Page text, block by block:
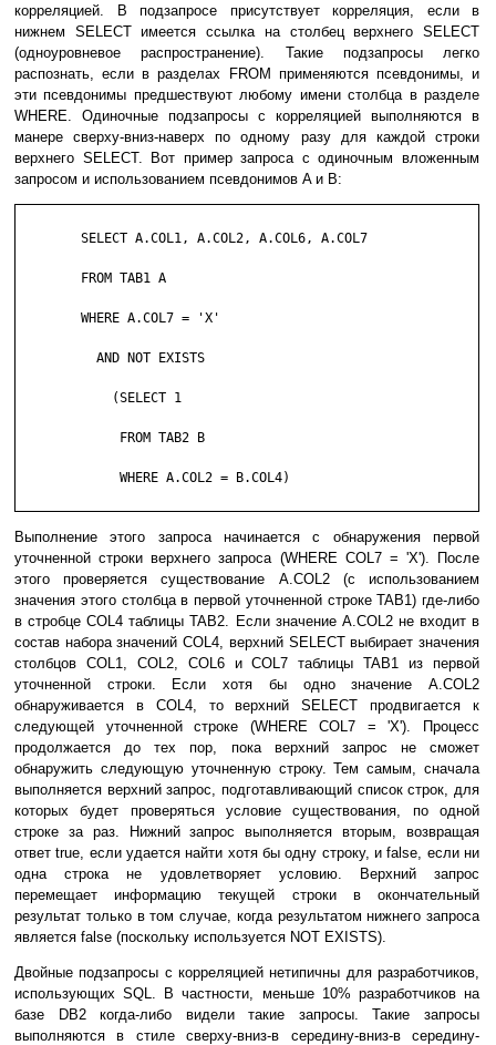
корреляцией. В подзапросе присутствует корреляция, если в
нижнем SELECT имеется ссылка на столбец верхнего SELECT
(одноуровневое распространение). Такие подзапросы легко
распознать, если в разделах FROM применяются псевдонимы, и
эти псевдонимы предшествуют любому имени столбца в разделе
WHERE. Одиночные подзапросы с корреляцией выполняются в
манере сверху-вниз-наверх по одному разу для каждой строки
верхнего SELECT. Вот пример запроса с одиночным вложенным
запросом и использованием псевдонимов A и B:
Выполнение этого запроса начинается с обнаружения первой
уточненной строки верхнего запроса (WHERE COL7 = 'X'). После
этого проверяется существование A.COL2 (с использованием
значения этого столбца в первой уточненной строке TAB1) где-либо
в стробце COL4 таблицы TAB2. Если значение A.COL2 не входит в
состав набора значений COL4, верхний SELECT выбирает значения
столбцов COL1, COL2, COL6 и COL7 таблицы TAB1 из первой
уточненной строки. Если хотя бы одно значение A.COL2
обнаруживается в COL4, то верхний SELECT продвигается к
следующей уточненной строке (WHERE COL7 = 'X'). Процесс
продолжается до тех пор, пока верхний запрос не сможет
обнаружить следующую уточненную строку. Тем самым, сначала
выполняется верхний запрос, подготавливающий список строк, для
которых будет проверяться условие существования, по одной
строке за раз. Нижний запрос выполняется вторым, возвращая
ответ true, если удается найти хотя бы одну строку, и false, если ни
одна строка не удовлетворяет условию. Верхний запрос
перемещает информацию текущей строки в окончательный
результат только в том случае, когда результатом нижнего запроса
является false (поскольку используется NOT EXISTS).
Двойные подзапросы с корреляцией нетипичны для разработчиков,
использующих SQL. В частности, меньше 10% разработчиков на
базе DB2 когда-либо видели такие запросы. Такие запросы
выполняются в стиле сверху-вниз-в середину-вниз-в середину-